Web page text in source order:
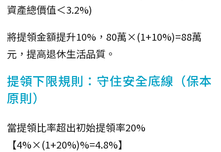
資產總價值＜3.2%)
將提領金額提升10%，80萬×(1+10%)=88萬
元，提高退休生活品質。
提領下限規則：守住安全底線（保本
原則）
當提領比率超出初始提領率20%
【4%×(1+20%)%=4.8%】